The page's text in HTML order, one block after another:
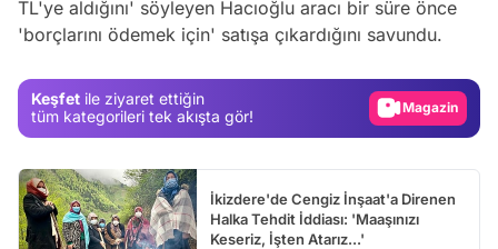
TL'ye aldığını' söyleyen Hacıoğlu aracı bir süre önce
'borçlarını ödemek için' satışa çıkardığını savundu.
Keşfet ile ziyaret ettiğin
tüm kategorileri tek akışta gör!
Magazin
İkizdere'de Cengiz İnşaat'a Direnen
Halka Tehdit İddiası: 'Maaşınızı
Keseriz, İşten Atarız...'